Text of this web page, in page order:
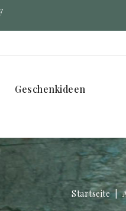
Geschenkideen
Startseite